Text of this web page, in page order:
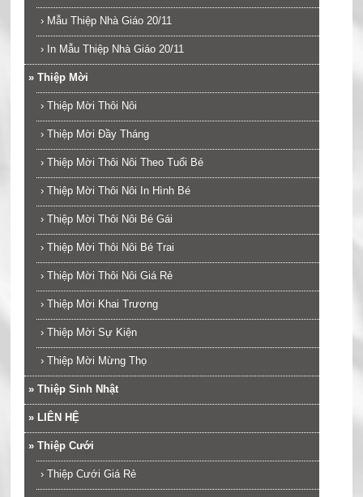
› Mẫu Thiệp Nhà Giáo 20/11
› In Mẫu Thiệp Nhà Giáo 20/11
» Thiệp Mời
› Thiệp Mời Thôi Nôi
› Thiệp Mời Đầy Tháng
› Thiệp Mời Thôi Nôi Theo Tuổi Bé
› Thiệp Mời Thôi Nôi In Hình Bé
› Thiệp Mời Thôi Nôi Bé Gái
› Thiệp Mời Thôi Nôi Bé Trai
› Thiệp Mời Thôi Nôi Giá Rẻ
› Thiệp Mời Khai Trương
› Thiệp Mời Sự Kiện
› Thiệp Mời Mừng Thọ
» Thiệp Sinh Nhật
» LIÊN HỆ
» Thiệp Cưới
› Thiệp Cưới Giá Rẻ